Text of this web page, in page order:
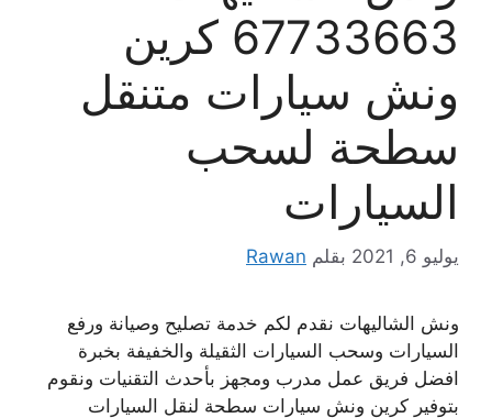
67733663 كرين
ونش سيارات متنقل
سطحة لسحب
السيارات
يوليو 6, 2021 بقلم Rawan
ونش الشاليهات نقدم لكم خدمة تصليح وصيانة ورفع
السيارات وسحب السيارات الثقيلة والخفيفة بخبرة
افضل فريق عمل مدرب ومجهز بأحدث التقنيات ونقوم
بتوفير كرين ونش سيارات سطحة لنقل السيارات